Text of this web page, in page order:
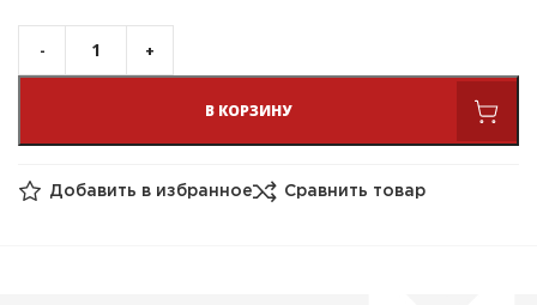
В КОРЗИНУ
Добавить в избранное Сравнить товар